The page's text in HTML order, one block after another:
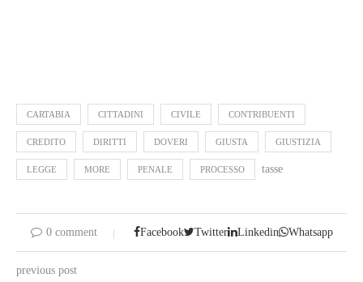
CARTABIA CITTADINI CIVILE CONTRIBUENTI
CREDITO DIRITTI DOVERI GIUSTA GIUSTIZIA
LEGGE MORE PENALE PROCESSO tasse
0 comment Facebook Twitter Linkedin Whatsapp
previous post